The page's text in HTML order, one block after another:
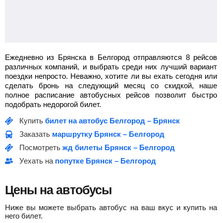
Ежедневно из Брянска в Белгород отправляются 8 рейсов
различных компаний, и выбрать среди них лучший вариант
поездки непросто. Неважно, хотите ли вы ехать сегодня или
сделать бронь на следующий месяц со скидкой, наше
полное расписание автобусных рейсов позволит быстро
подобрать недорогой билет.
Купить билет на автобус Белгород – Брянск
Заказать маршрутку Брянск – Белгород
Посмотреть жд билеты Брянск – Белгород
Уехать на попутке Брянск – Белгород
Цены на автобусы
Ниже вы можете выбрать автобус на ваш вкус и купить на
него билет.